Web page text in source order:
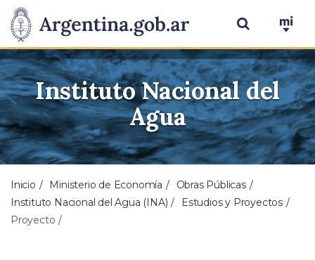
Instituto Nacional del
Agua
Inicio Ministerio de Economía
Obras Públicas
Instituto Nacional del Agua (INA)
Estudios y Proyectos
Proyecto